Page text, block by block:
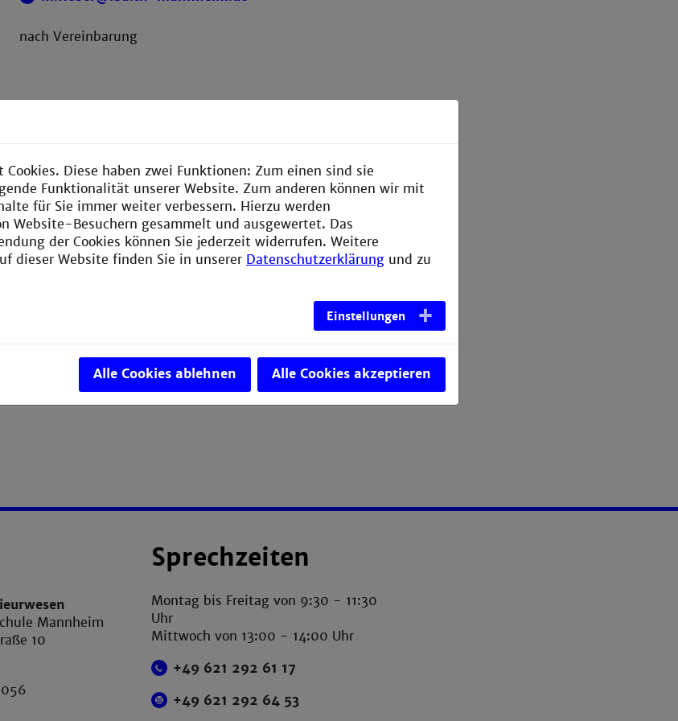
nach Vereinbarung
Mannheim
10
Sprechzeiten
Montag bis Freitag von 9:30 - 11:30
Uhr
Mittwoch von 13:00 - 14:00 Uhr
+49 621 292 61 17
+49 621 292 64 53
Cookies. Diese haben zwei Funktionen: Zum einen sind sie
Funktionalität unserer Website. Zum anderen können wir mit
für Sie immer weiter verbessern. Hierzu werden
Website-Besuchern gesammelt und ausgewertet. Das
der Cookies können Sie jederzeit widerrufen. Weitere
dieser Website finden Sie in unserer Datenschutzerklärung und zu
Einstellungen
Alle Cookies ablehnen Alle Cookies akzeptieren